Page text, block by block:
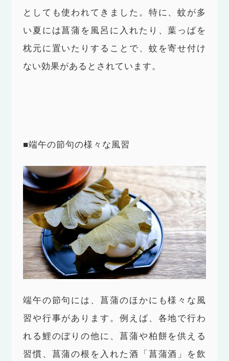
としても使われてきました。特に、蚊が多
い夏には菖蒲を風呂に入れたり、葉っぱを
枕元に置いたりすることで、蚊を寄せ付け
ない効果があるとされています。
■端午の節句の様々な風習
端午の節句には、菖蒲のほかにも様々な風
習や行事があります。例えば、各地で行わ
れる鯉のぼりの他に、菖蒲や柏餅を供える
習慣、菖蒲の根を入れた酒「菖蒲酒」を飲